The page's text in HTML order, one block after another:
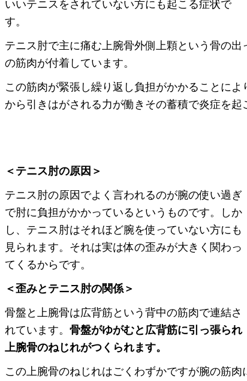
いいテニスをされていない方にも起こる症状で
す。
テニス肘で主に痛む上腕骨外側上顆という骨の
の筋肉が付着しています。
この筋肉が緊張し繰り返し負担がかかることに
から引きはがされる力が働きその蓄積で炎症を起
＜テニス肘の原因＞
テニス肘の原因でよく言われるのが腕の使い過ぎ
で肘に負担がかかっているというものです。しか
し、テニス肘はそれほど腕を使っていない方にも
見られます。それは実は体の歪みが大きく関わっ
てくるからです。
＜歪みとテニス肘の関係＞
骨盤と上腕骨は広背筋という背中の筋肉で連結さ
れています。 骨盤がゆがむと広背筋に引っ張られ
上腕骨のねじれがつくられます。
この上腕骨のねじれはごくわずかですが腕の筋